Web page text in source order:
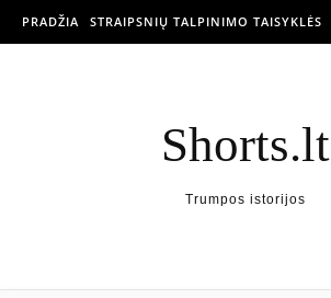
PRADŽIA STRAIPSNIŲ TALPINIMO TAISYKLĖS
Shorts.lt
Trumpos istorijos